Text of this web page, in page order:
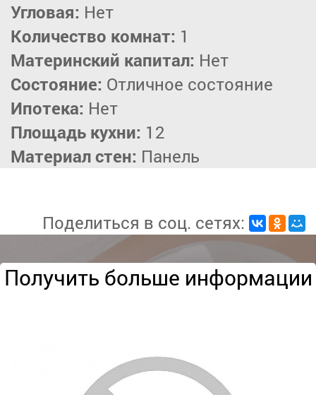
Угловая: Нет
Количество комнат: 1
Материнский капитал: Нет
Состояние: Отличное состояние
Ипотека: Нет
Площадь кухни: 12
Материал стен: Панель
Поделиться в соц. сетях:
Получить больше информации